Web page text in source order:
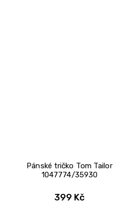
Pánské tričko Tom Tailor
1047774/35930
399 Kč